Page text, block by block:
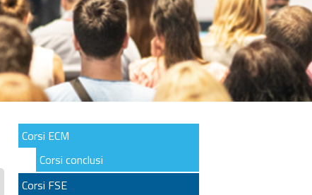
Corsi ECM
Corsi conclusi
Corsi FSE